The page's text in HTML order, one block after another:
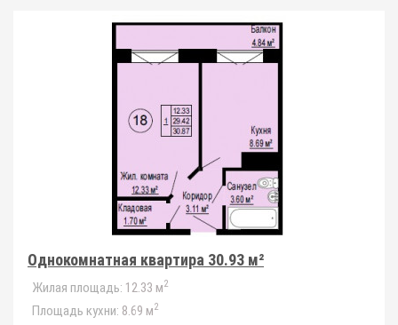
Однокомнатная квартира 30.93 м²
Жилая площадь: 12.33 м2
Площадь кухни: 8.69 м2